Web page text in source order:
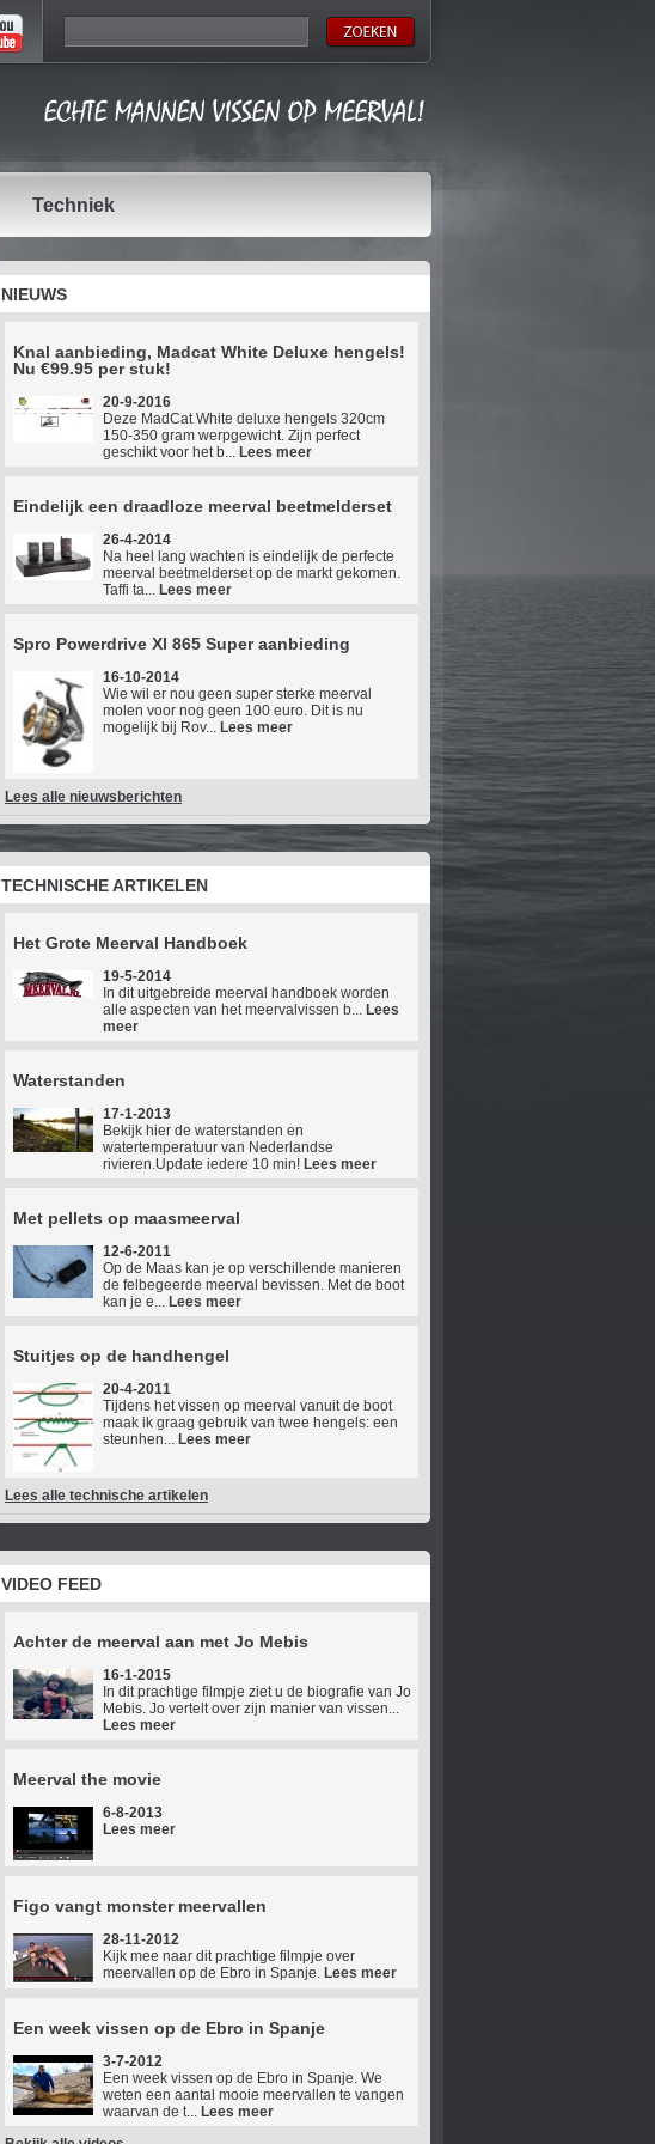
Techniek
NIEUWS
Knal aanbieding, Madcat White Deluxe hengels!
Nu €99.95 per stuk!
20-9-2016
Deze MadCat White deluxe hengels 320cm
150-350 gram werpgewicht. Zijn perfect
geschikt voor het b... Lees meer
Eindelijk een draadloze meerval beetmelderset
26-4-2014
Na heel lang wachten is eindelijk de perfecte
meerval beetmelderset op de markt gekomen.
Taffi ta... Lees meer
Spro Powerdrive Xl 865 Super aanbieding
16-10-2014
Wie wil er nou geen super sterke meerval
molen voor nog geen 100 euro. Dit is nu
mogelijk bij Rov... Lees meer
Lees alle nieuwsberichten
TECHNISCHE ARTIKELEN
Het Grote Meerval Handboek
19-5-2014
In dit uitgebreide meerval handboek worden
alle aspecten van het meervalvissen b... Lees
meer
Waterstanden
17-1-2013
Bekijk hier de waterstanden en
watertemperatuur van Nederlandse
rivieren.Update iedere 10 min! Lees meer
Met pellets op maasmeerval
12-6-2011
Op de Maas kan je op verschillende manieren
de felbegeerde meerval bevissen. Met de boot
kan je e... Lees meer
Stuitjes op de handhengel
20-4-2011
Tijdens het vissen op meerval vanuit de boot
maak ik graag gebruik van twee hengels: een
steunhen... Lees meer
Lees alle technische artikelen
VIDEO FEED
Achter de meerval aan met Jo Mebis
16-1-2015
In dit prachtige filmpje ziet u de biografie van Jo
Mebis. Jo vertelt over zijn manier van vissen...
Lees meer
Meerval the movie
6-8-2013
Lees meer
Figo vangt monster meervallen
28-11-2012
Kijk mee naar dit prachtige filmpje over
meervallen op de Ebro in Spanje. Lees meer
Een week vissen op de Ebro in Spanje
3-7-2012
Een week vissen op de Ebro in Spanje. We
weten een aantal mooie meervallen te vangen
waarvan de t... Lees meer